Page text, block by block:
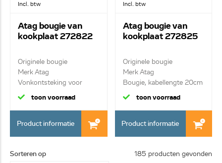
Incl. btw
Atag bougie van
kookplaat 272822
Originele bougie
Merk Atag
Vonkontsteking voor
grote brand...
toon voorraad
Product informatie
Incl. btw
Atag bougie van
kookplaat 272825
Originele bougie
Merk Atag
Bougie, kabellengte 20cm
toon voorraad
Product informatie
Sorteren op 185 producten gevonden